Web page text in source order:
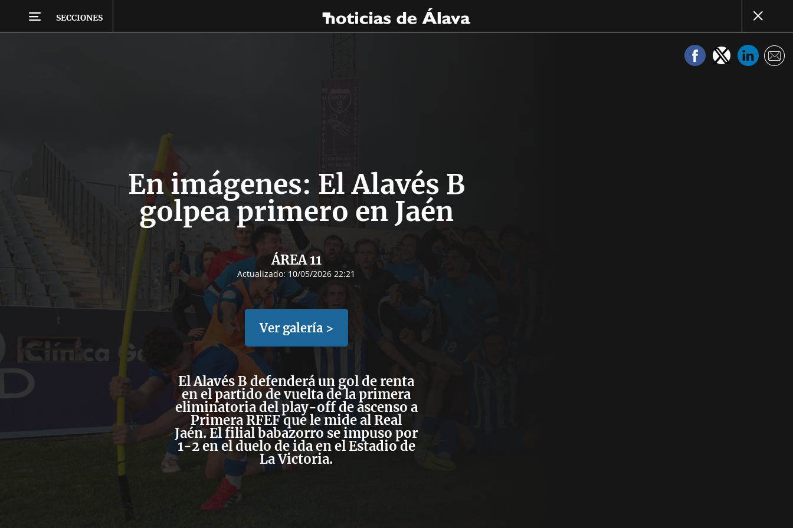
SECCIONES
En imágenes: El Alavés B
golpea primero en Jaén
ÁREA 11
Actualizado: 10/05/2026 22:21
Ver galería >
El Alavés B defenderá un gol de renta
en el partido de vuelta de la primera
eliminatoria del play-off de ascenso a
Primera RFEF que le mide al Real
Jaén. El filial babazorro se impuso por
1-2 en el duelo de ida en el Estadio de
La Victoria.